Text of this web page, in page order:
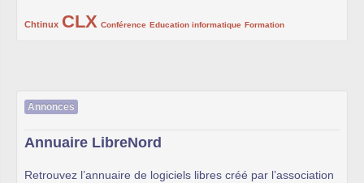
Chtinux
222/1002CLX
1002/1002 Conférence
132/1002 Education informatique
119/1002 Formation
168/1002
Annonces
Annuaire LibreNord
Retrouvez l’annuaire de logiciels libres créé par l’association